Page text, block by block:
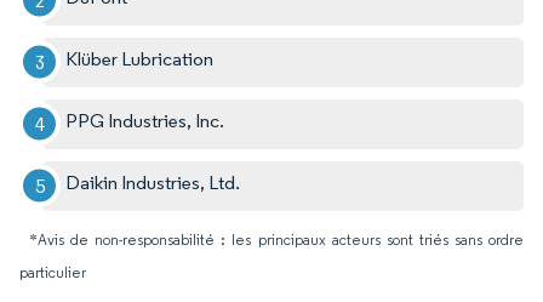
Klüber Lubrication
PPG Industries, Inc.
Daikin Industries, Ltd.
*Avis de non-responsabilité : les principaux acteurs sont triés sans ordre
particulier